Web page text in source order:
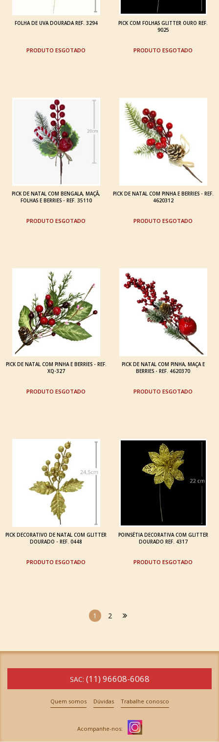
FOLHA DE UVA DOURADA REF. 3294
ESGOTADO
PICK COM FOLHAS GLITTER OURO REF.
9025
ESGOTADO
PICK DE NATAL COM BENGALA, MAÇÃ,
FOLHAS E BERRIES - REF. 35110
ESGOTADO
PICK DE NATAL COM PINHA E BERRIES - REF.
4620312
ESGOTADO
PICK DE NATAL COM PINHA E BERRIES - REF.
XQ-327
ESGOTADO
PICK DE NATAL COM PINHA, MAÇA E
BERRIES - REF. 4620370
ESGOTADO
PICK DECORATIVO DE NATAL COM GLITTER
DOURADO - REF. 0448
ESGOTADO
POINSÉTIA DECORATIVA COM GLITTER
DOURADO REF. 4317
ESGOTADO
1 2
SAC: (11) 96608-6068
Quem somos Dúvidas Trabalhe conosco